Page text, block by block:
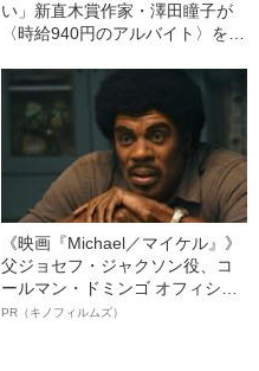
い」新直木賞作家・澤田瞳子が
〈時給940円のアルバイト〉を
《映画『Michael／マイケル』》
父ジョセフ・ジャクソン役、コ
ールマン・ドミンゴ オフィシャ
ルインタビュー“観客を魅了した
PR（キノフィルムズ）